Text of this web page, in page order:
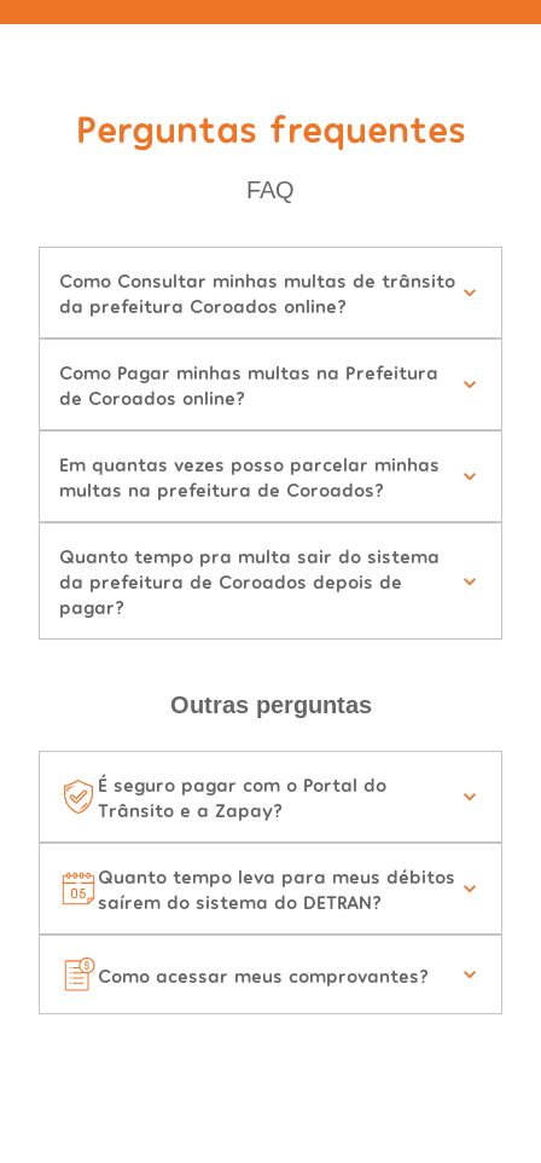
Perguntas frequentes
FAQ
Como Consultar minhas multas de trânsito
da prefeitura Coroados online?
Como Pagar minhas multas na Prefeitura
de Coroados online?
Em quantas vezes posso parcelar minhas
multas na prefeitura de Coroados?
Quanto tempo pra multa sair do sistema
da prefeitura de Coroados depois de
pagar?
Outras perguntas
É seguro pagar com o Portal do
Trânsito e a Zapay?
Quanto tempo leva para meus débitos
saírem do sistema do DETRAN?
Como acessar meus comprovantes?